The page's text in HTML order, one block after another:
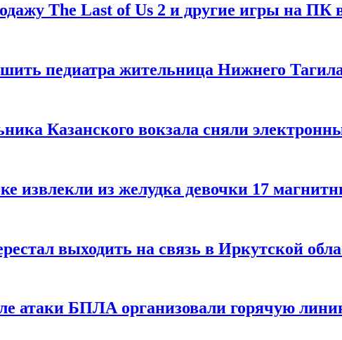
The Last of Us 2 и другие игры на ПК
педиатра жительница Нижнего
Казанского вокзала сняли
извлекли из желудка девочки 17
выходить на связь в Иркутской
атаки БПЛА организовали горячую